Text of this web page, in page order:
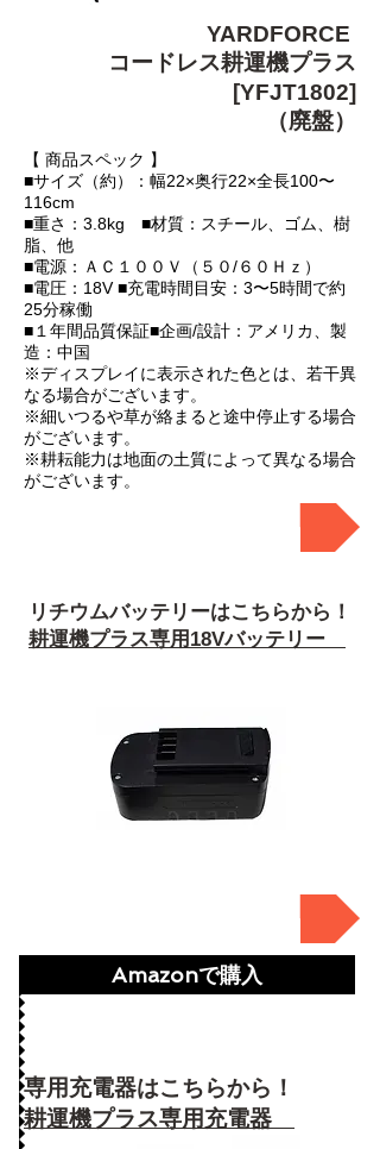
YARDFORCE
コードレス耕運機プラス
[YFJT1802]
（廃盤）
【 商品スペック 】
■サイズ（約）：幅22×奥行22×全長100〜
116cm
■重さ：3.8kg ■材質：スチール、ゴム、樹
脂、他
■電源：ＡＣ１００Ｖ（５０/６０Ｈｚ）
■電圧 ：18V ■充電時間目安：3〜5時間で約
25分稼働
■１年間品質保証■企画/設計：アメリカ、製
造：中国
※ディスプレイに表示された色とは、若干異
なる場合がございます。
※細いつるや草が絡まると途中停止する場合
がございます。
​※耕耘能力は地面の土質によって異なる場合
がございます。
リチウムバッテリーはこちらから！
耕運機プラス専用18Vバッテリー
Amazonで購入
専用充電器はこちらから！
耕運機プラス専用充電器